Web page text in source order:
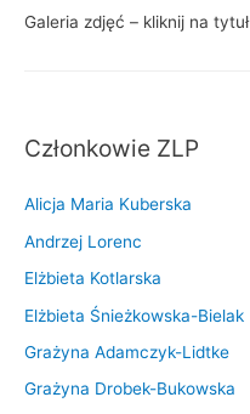
Galeria zdjęć – kliknij na tytuł
Członkowie ZLP
Alicja Maria Kuberska
Andrzej Lorenc
Elżbieta Kotlarska
Elżbieta Śnieżkowska-Bielak
Grażyna Adamczyk-Lidtke
Grażyna Drobek-Bukowska